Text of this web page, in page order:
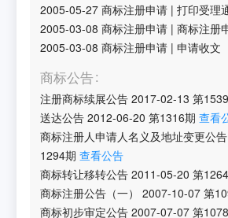
2005-05-27 商标注册申请 |打印受理
2005-03-08 商标注册申请 |商标注册
2005-03-08 商标注册申请 |申请收文
商标公告
注册商标续展公告 2017-02-13 第
送达公告 2012-06-20 第1316期 查看
商标注册人申请人名义及地址变更公告
1294期 查看公告
商标转让移转公告 2011-05-20 第
商标注册公告（一）
2007-10-07 第
商标初步审定公告 2007-07-07 第